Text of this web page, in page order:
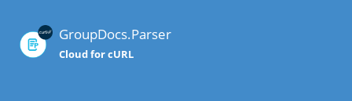
GroupDocs.Parser
Cloud for cURL